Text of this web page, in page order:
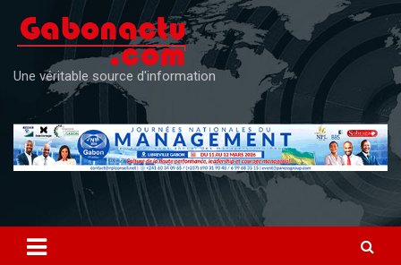
content
Une véritable source d'information